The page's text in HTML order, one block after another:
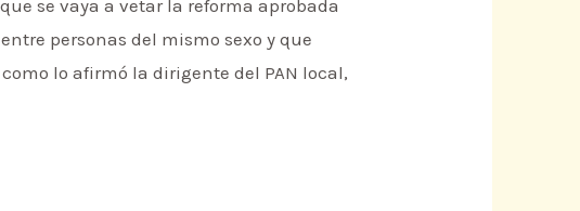
se vaya a vetar la reforma aprobada
personas del mismo sexo y que
lo afirmó la dirigente del PAN local,